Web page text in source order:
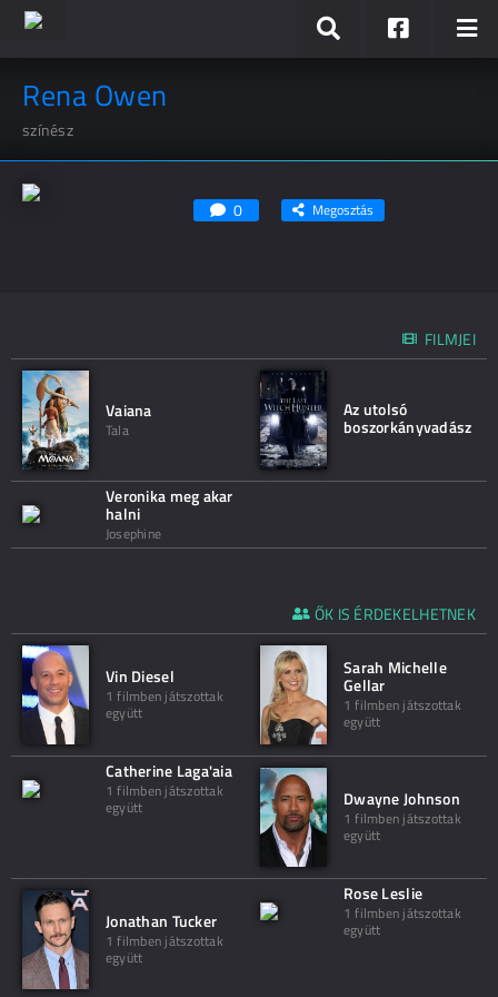
Rena Owen
színész
0 Megosztás
FILMJEI
Vaiana
Tala
Az utolsó
boszorkányvadász
Veronika meg akar
halni
Josephine
ŐK IS ÉRDEKELHETNEK
Vin Diesel
1 filmben játszottak
együtt
Sarah Michelle
Gellar
1 filmben játszottak
együtt
Catherine Laga'aia
1 filmben játszottak
együtt Dwayne Johnson
1 filmben játszottak
együtt
Jonathan Tucker
1 filmben játszottak
együtt
Rose Leslie
1 filmben játszottak
együtt